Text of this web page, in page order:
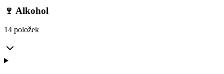
🍷 Alkohol
14 položek